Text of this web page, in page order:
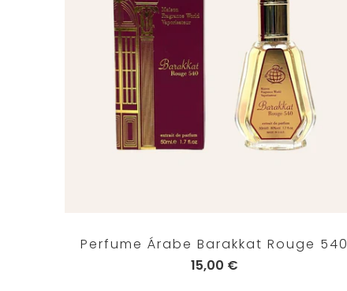
Perfume Árabe Barakkat Rouge 540
15,00 €